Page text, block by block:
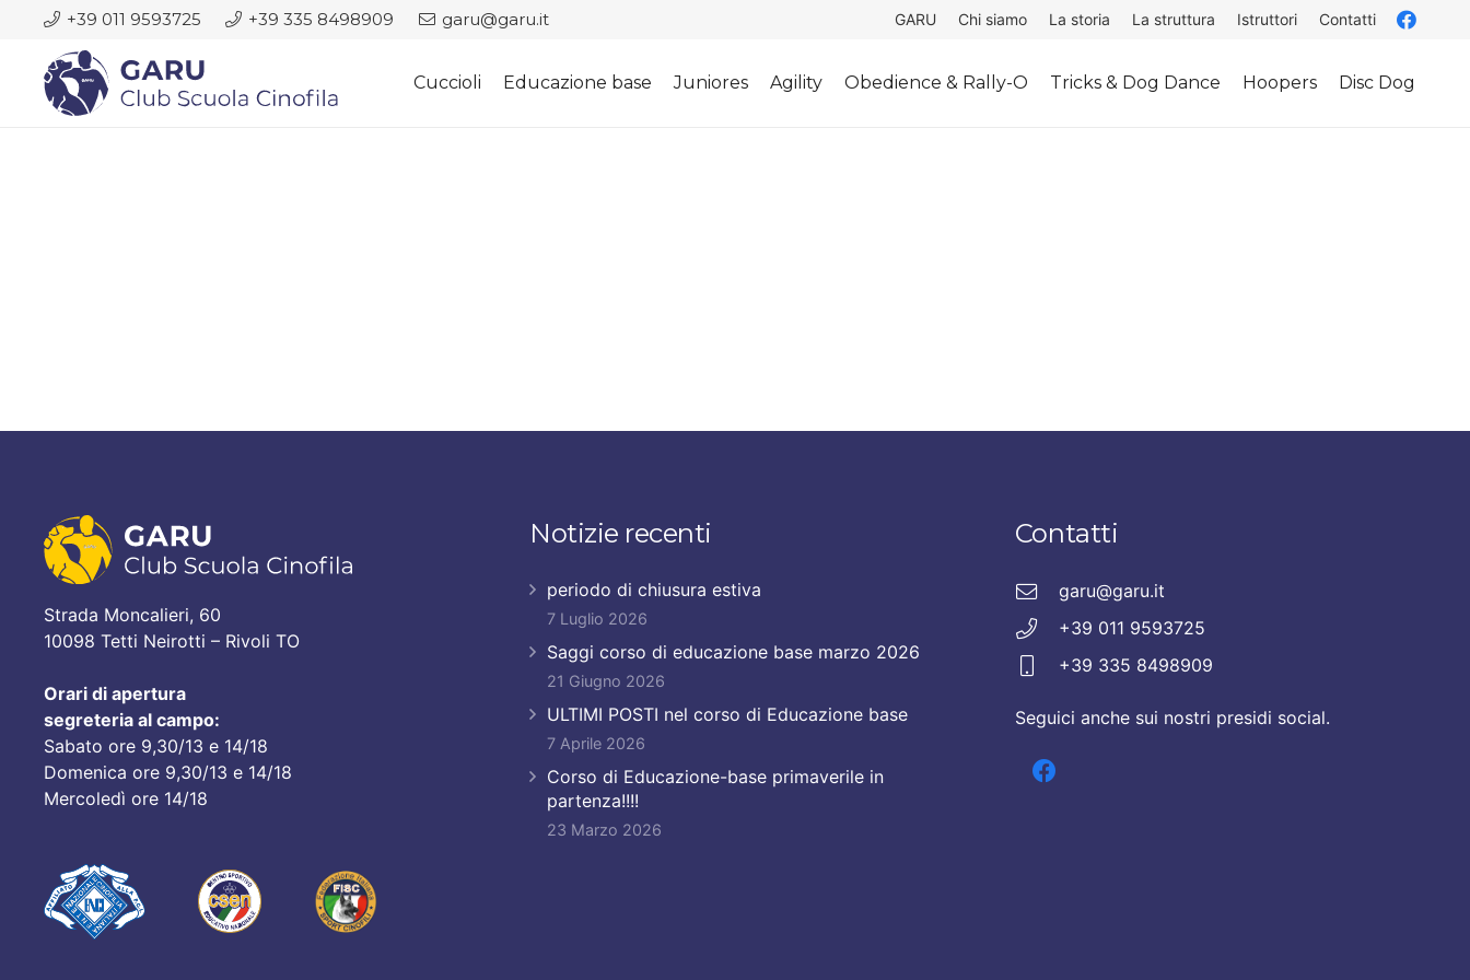
+39 011 9593725 +39 335 8498909 garu@garu.it GARU Chi siamo La storia La struttura Istruttori Contatti
Cuccioli Educazione base Juniores Agility Obedience & Rally-O Tricks & Dog Dance Hoopers Disc Dog
Strada Moncalieri, 60
10098 Tetti Neirotti – Rivoli TO
Orari di apertura
segreteria al campo:
Sabato ore 9,30/13 e 14/18
Domenica ore 9,30/13 e 14/18
Mercoledì ore 14/18
Notizie recenti
periodo di chiusura estiva
7 Luglio 2026
Saggi corso di educazione base marzo 2026
21 Giugno 2026
ULTIMI POSTI nel corso di Educazione base
7 Aprile 2026
Corso di Educazione-base primaverile in
partenza!!!!
23 Marzo 2026
Contatti
garu@garu.it
+39 011 9593725
+39 335 8498909
Seguici anche sui nostri presidi social.